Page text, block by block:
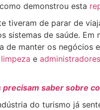
demonstrou esta
tiveram de parar de
sistemas de saúde.
de manter os negócios
e
precisam saber sobre
do turismo já